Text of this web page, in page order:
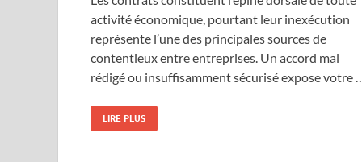
activité économique, pourtant leur inexécution
représente l’une des principales sources de
contentieux entre entreprises. Un accord mal
rédigé ou insuffisamment sécurisé expose votre
LIRE PLUS